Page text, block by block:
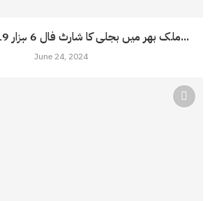
ملک بھر میں بجلی کا شارٹ فال 6 ہزار 419 میگاواٹ تک...
June 24, 2024